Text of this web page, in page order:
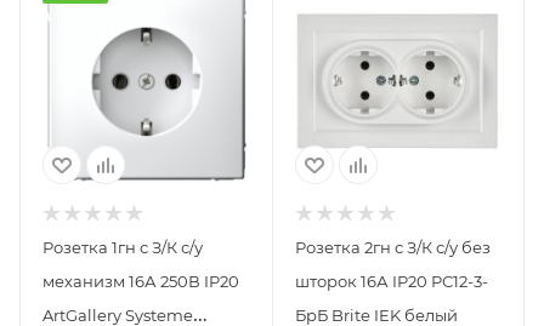
Розетка 1гн с З/К с/у
механизм 16А 250В IP20
ArtGallery Systeme
Розетка 2гн с З/К с/у без
шторок 16А IP20 РС12-3-
БрБ Brite IEK белый